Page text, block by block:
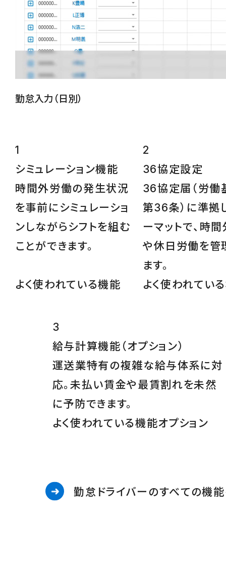
勤怠入力（日別）
1
シミュレーション機能
時間外労働の発生状況
を事前にシミュレーショ
ンしながらシフトを組む
ことができます。
よく使われている機能
2
36協定設定
36協定届（労働
第36条）に準拠
ーマットで、時
や休日労働を管
ます。
よく使われてい
3
給与計算機能 （オプション）
運送業特有の複雑な給与体系に対
応。未払い賃金や最賃割れを未然
に予防できます。
よく使われている機能オプション
勤怠ドライバーのすべての機